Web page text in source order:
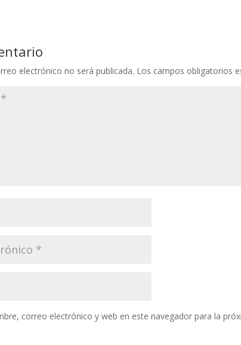
electrónico no será publicada. Los campos obligatorios
correo electrónico y web en este navegador para la